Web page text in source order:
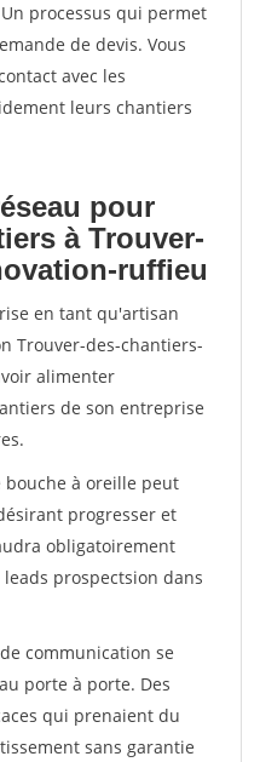
processus qui permet
de devis. Vous
avec les
leurs chantiers
pour
à Trouver-
ruffieu
en tant qu'artisan
Trouver-des-chantiers-
alimenter
de son entreprise
bouche à oreille peut
progresser et
obligatoirement
prospectsion dans
communication se
porte à porte. Des
qui prenaient du
sans garantie